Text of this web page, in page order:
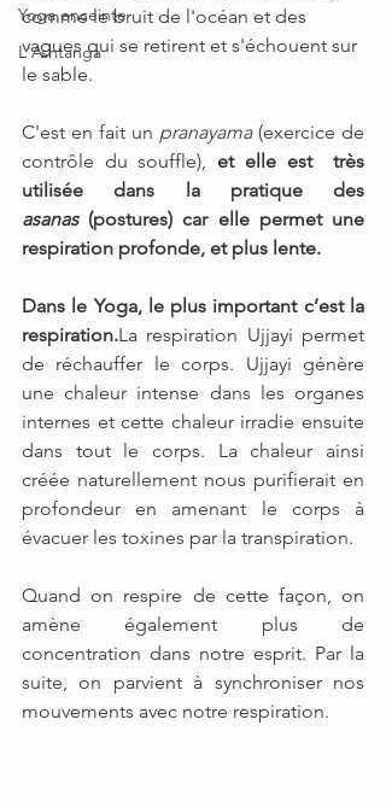
Yoga enceinte
L'Ashtanga
comme le bruit de l'océan et des
vagues qui se retirent et s'échouent sur
le sable.
C'est en fait un pranayama (exercice de
contrôle du souffle), et elle est  très
asanas (postures) car elle permet une
respiration profonde, et plus lente.
Dans le Yoga, le plus important c’est la
respiration.La respiration Ujjayi permet
de réchauffer le corps. Ujjayi génère
une chaleur intense dans les organes
internes et cette chaleur irradie ensuite
dans tout le corps. La chaleur ainsi
créée naturellement nous purifierait en
profondeur en amenant le corps à
évacuer les toxines par la transpiration.
Quand on respire de cette façon, on
amène également plus de
concentration dans notre esprit. Par la
suite, on parvient à synchroniser nos
mouvements avec notre respiration.